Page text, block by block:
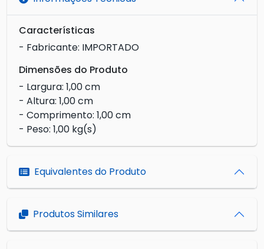
Características
- Fabricante: IMPORTADO
Dimensões do Produto
- Largura: 1,00 cm
- Altura: 1,00 cm
- Comprimento: 1,00 cm
- Peso: 1,00 kg(s)
Equivalentes do Produto
Produtos Similares